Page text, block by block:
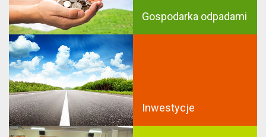
Gospodarka odpadami
Inwestycje